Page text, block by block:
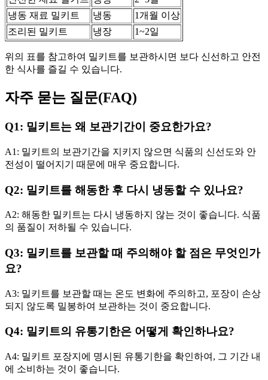
냉동 재료 밀키트
냉동
1개월 이상
조리된 밀키트
냉장 1~2일
위의 표를 참고하여 밀키트를 보관하시면 보다 신선하고 안전
한 식사를 즐길 수 있습니다.
자주 묻는 질문(FAQ)
Q1: 밀키트는 왜 보관기간이 중요한가요?
A1: 밀키트의 보관기간을 지키지 않으면 식품의 신선도와 안
전성이 떨어지기 때문에 매우 중요합니다.
Q2: 밀키트를 해동한 후 다시 냉동할 수 있나요?
A2: 해동한 밀키트는 다시 냉동하지 않는 것이 좋습니다. 식품
의 품질이 저하될 수 있습니다.
Q3: 밀키트를 보관할 때 주의해야 할 점은 무엇인가
요?
A3: 밀키트를 보관할 때는 온도 변화에 주의하고, 포장이 손상
되지 않도록 밀봉하여 보관하는 것이 중요합니다.
Q4: 밀키트의 유통기한은 어떻게 확인하나요?
A4: 밀키트 포장지에 명시된 유통기한을 확인하여, 그 기간 내
에 소비하는 것이 좋습니다.